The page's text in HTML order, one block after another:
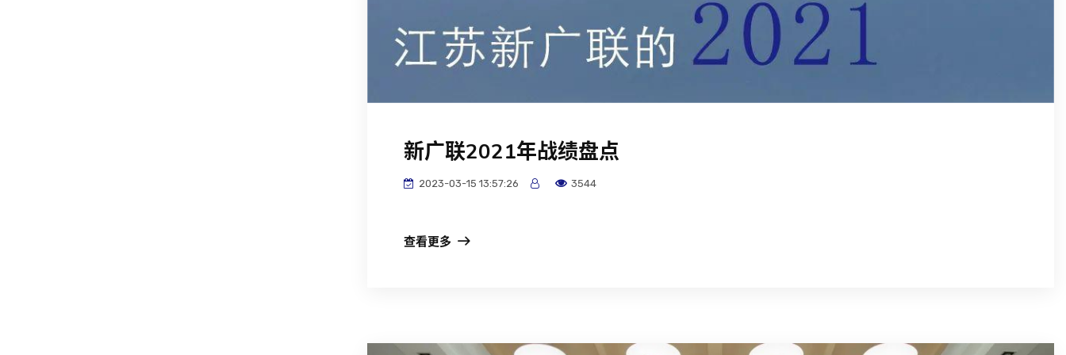
新广联2021年战绩盘点
2023-03-15 13:57:26 3544
查看更多